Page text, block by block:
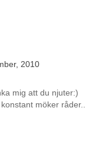
2010
mig att du njuter:)
möker råder..